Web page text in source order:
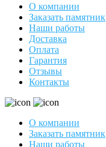
О компании
Заказать памятник
Наши работы
Доставка
Оплата
Гарантия
Отзывы
Контакты
О компании
Заказать памятник
Наши работы